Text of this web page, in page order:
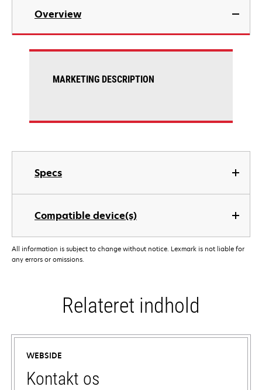
Overview
Specs
Compatible device(s)
MARKETING DESCRIPTION
All information is subject to change without notice. Lexmark is not liable for
any errors or omissions.
Relateret indhold
WEBSIDE
Kontakt os